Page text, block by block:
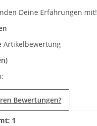
Artikelbewertung
Deine Erfahrungen mit!
Bewertungen?
1